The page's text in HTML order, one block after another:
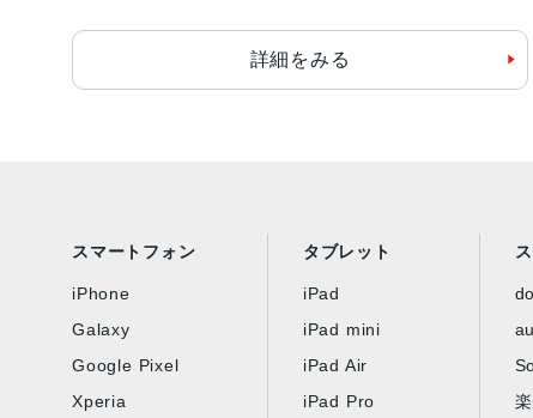
詳細をみる
スマートフォン
iPhone
Galaxy
Google Pixel
Xperia
タブレット
iPad
iPad mini
iPad Air
iPad Pro
au